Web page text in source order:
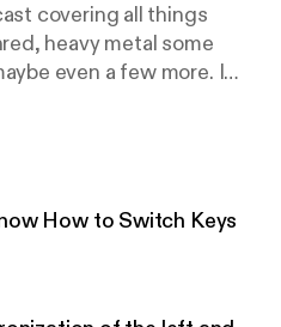
covering all things
heavy metal some
even a few more. I
a little bit easier. I
complicated and I
is not always the
music for 20 years and
composer and
that this podcast
How to Switch Keys